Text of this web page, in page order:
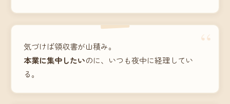
“
気づけば領収書が山積み。
本業に集中したいのに、いつも夜中に経理してい
る。